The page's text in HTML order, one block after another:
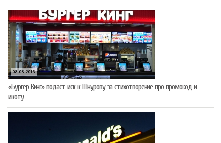
08.08.2016
«Бургер Кинг» подаст иск к Шнурову за стихотворение про промокод и
икоту